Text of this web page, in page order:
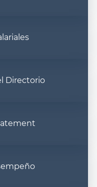
Directorio